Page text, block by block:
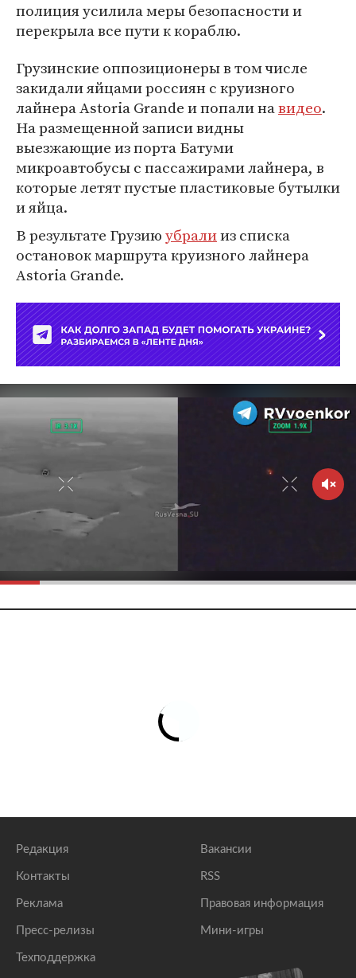
полиция усилила меры безопасности и
перекрыла все пути к кораблю.
Грузинские оппозиционеры в том числе
закидали яйцами россиян с круизного
лайнера Astoria Grande и попали навидео.
На размещенной записи видны
выезжающие из порта Батуми
микроавтобусы с пассажирами лайнера, в
которые летят пустые пластиковые бутылки
и яйца.
В результате Грузиюубралииз списка
остановок маршрута круизного лайнера
Astoria Grande.
Редакция
Контакты
Реклама
Пресс-релизы
Техподдержка
Вакансии
RSS
Правовая информация
Мини-игры